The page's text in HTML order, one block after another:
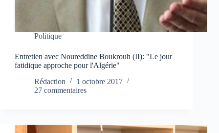
Politique
Entretien avec Noureddine Boukrouh (II): "Le jour
fatidique approche pour l'Algérie"
Rédaction
1 octobre 2017
27 commentaires